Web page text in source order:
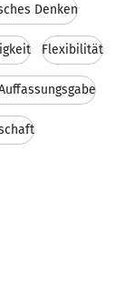
Denken
Flexibilität